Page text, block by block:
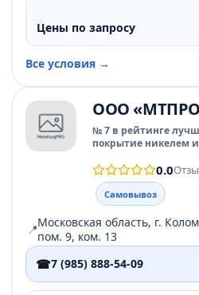
Цены по запросу
Все условия →
ООО
№ 7 в рейтинге
покрытие никелем
0.0
Самовывоз
📍Московская область, г.
пом. 9, ком. 13
☎7 (985) 888-54-09